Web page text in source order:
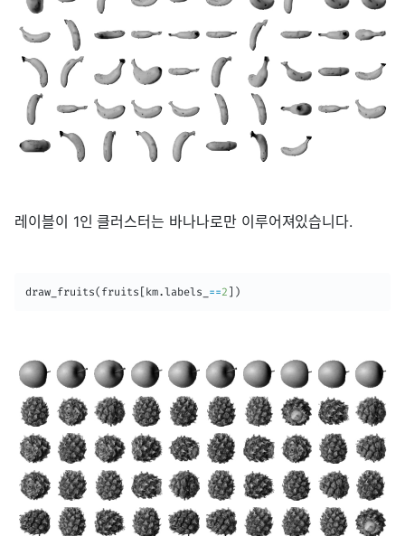
레이블이 1인 클러스터는 바나나로만 이루어져있습니다.
draw_fruits( fruits km.labels_ ==2 )